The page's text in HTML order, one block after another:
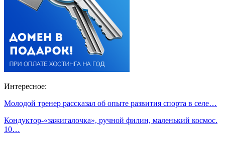
Интересное:
Молодой тренер рассказал об опыте развития спорта в селе…
Кондуктор-«зажигалочка», ручной филин, маленький космос.
10…